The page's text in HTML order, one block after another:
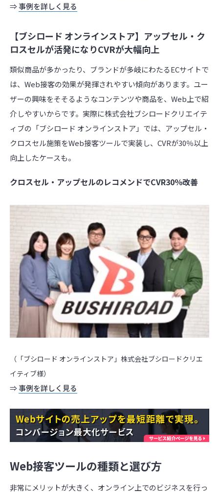
⇒事例を詳しく見る
【ブシロード オンラインストア】アップセル・ク
ロスセルが活発になりCVRが大幅向上
類似商品が多かったり、ブランドが多岐にわたるECサイトで
は、Web接客の効果が発揮されやすい傾向があります。ユー
ザーの興味をそそるようなコンテンツや商品を、Web上で紹
介しやすいからです。実際に株式会社ブシロードクリエイテ
ィブの「ブシロード オンラインストア」では、アップセル・
クロスセル施策をWeb接客ツールで実装し、CVRが30％以上
向上したケースも。
クロスセル・アップセルのレコメンドでCVR30％改善
（「ブシロード オンラインストア」株式会社ブシロードクリエ
イティブ様）
⇒事例を詳しく見る
Web接客ツールの種類と選び方
非常にメリットが大きく、オンライン上でのビジネスを行っ